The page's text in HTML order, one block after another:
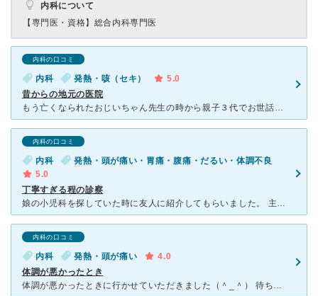
内科について
【専門医・資格】 総合内科専門医
内科の口コミ
内科 発熱・咳（セキ）
5.0
昔からの地元の医院
もう亡くなられたおじいちゃん先生の時から親子３代でお世話になっています。 おじいちゃん先生もとても朗らかで優しく、患者中心でいてくださり、いつも安心して受診しておりました。 今の院長先生もお人柄が
内科の口コミ
内科
発熱・頭が痛い・胃痛・腹痛・だるい・体調不良
5.0
丁寧すぎる程の診察
娘の小児科を探していた時に友人に紹介してもらいました。 主治医制度を重んじておられるので、近くの病院に通院歴がある場合は今までの病院で引き続き受診することをお勧めされますが、どうしてもこちらで診てい
内科の口コミ
内科 発熱・頭が痛い
4.0
体調が悪かったとき
体調が悪かったときに行かせていただきました（＾_＾） 待ち時間はどこの病院も同じようなものだと思います・・・^ ^ 風邪がなかなか治らずインフルエンザかなっと思ったのですが普通の風邪をこじらせただ